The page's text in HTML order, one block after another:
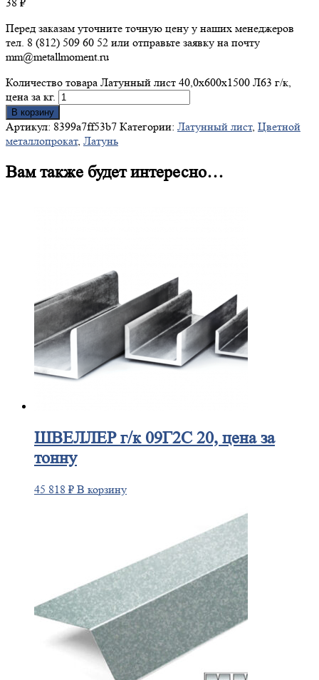
Перед заказам уточните точную цену у наших менеджеров
тел. 8 (812) 509 60 52 или отправьте заявку на почту
mm@metallmoment.ru
Количество товара Латунный лист 40,0х600х1500 Л63 г/к,
цена за кг.
В корзину
Артикул: 8399a7ff53b7 Категории: Латунный лист, Цветной
металлопрокат, Латунь
Вам также будет интересно…
ШВЕЛЛЕРг/к 09Г2С 20, цена за
тонну
45 818 ₽ В корзину